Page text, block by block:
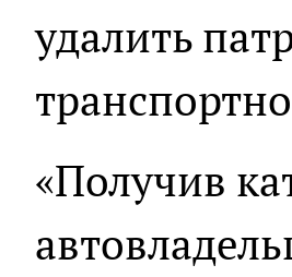
удалить
«Получив